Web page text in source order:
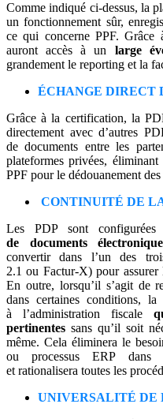
Comme indiqué ci-dessus, la
un fonctionnement sûr,
ce qui concerne PPF. Grâce
auront accès à un large
grandement le reporting et la
ÉCHANGE DIRECT
Grâce à la certification, la
directement avec d’autres
de documents entre les
plateformes privées,
PPF pour le dédouanement
CONTINUITÉ DE
Les PDP sont
de documents
convertir dans l’un des
2.1 ou Factur-X) pour
En outre, lorsqu’il s’agit de
dans certaines conditions,
à l’administration fiscale
pertinentes sans qu’il soit
même. Cela éliminera le
ou processus ERP dans
et rationalisera toutes les
UNIVERSALITÉ DE